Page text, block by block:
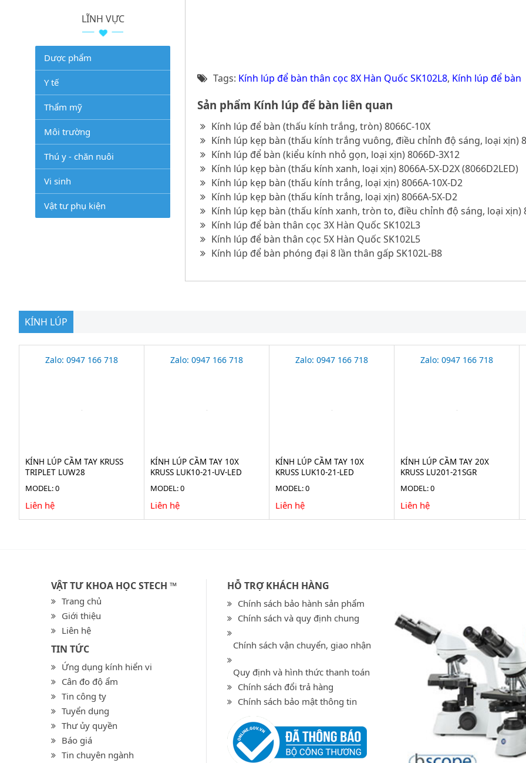
Tags: Kính lúp để bàn thân cọc 8X Hàn Quốc SK102L8, Kính lúp để bàn
Sản phẩm Kính lúp để bàn liên quan
Kính lúp để bàn (thấu kính trắng, tròn) 8066C-10X
Kính lúp kẹp bàn (thấu kính trắng vuông, điều chỉnh độ sáng, loại xịn)
Kính lúp để bàn (kiểu kính nhỏ gọn, loại xịn) 8066D-3X12
Kính lúp kẹp bàn (thấu kính xanh, loại xịn) 8066A-5X-D2X (8066D2LED)
Kính lúp kẹp bàn (thấu kính trắng, loại xịn) 8066A-10X-D2
Kính lúp kẹp bàn (thấu kính trắng, loại xịn) 8066A-5X-D2
Kính lúp kẹp bàn (thấu kính xanh, tròn to, điều chỉnh độ sáng, loại xịn)
Kính lúp để bàn thân cọc 3X Hàn Quốc SK102L3
Kính lúp để bàn thân cọc 5X Hàn Quốc SK102L5
Kính lúp để bàn phóng đại 8 lần thân gấp SK102L-B8
LĨNH VỰC
Dược phẩm
Y tế
Thẩm mỹ
Môi trường
Thú y - chăn nuôi
Vi sinh
Vật tư phụ kiện
KÍNH LÚP
Zalo: 0947 166 718
KÍNH LÚP CẦM TAY KRUSS
TRIPLET LUW28
MODEL: 0
Liên hệ
Zalo: 0947 166 718
KÍNH LÚP CẦM TAY 10X
KRUSS LUK10-21-UV-LED
MODEL: 0
Liên hệ
Zalo: 0947 166 718
KÍNH LÚP CẦM TAY 10X
KRUSS LUK10-21-LED
MODEL: 0
Liên hệ
Zalo: 0947 166 718
KÍNH LÚP CẦM TAY 20X
KRUSS LU201-21SGR
MODEL: 0
Liên hệ
VẬT TƯ KHOA HỌC STECH ™
Trang chủ
Giới thiệu
Liên hệ
TIN TỨC
Ứng dụng kính hiển vi
Cân đo độ ẩm
Tin công ty
Tuyển dụng
Thư ủy quyền
Báo giá
Tin chuyên ngành
HỖ TRỢ KHÁCH HÀNG
Chính sách bảo hành sản phẩm
Chính sách và quy định chung
Chính sách vận chuyển, giao nhận
Quy định và hình thức thanh toán
Chính sách đổi trả hàng
Chính sách bảo mật thông tin